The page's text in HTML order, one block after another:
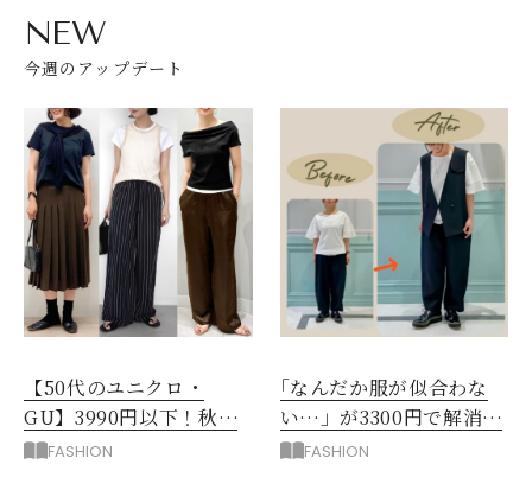
NEW
今週のアップデート
【50代のユニクロ・
GU】3990円以下！秋ま
ではける涼しげボトムス3
FASHION
｢なんだか服が似合わな
い…」が3300円で解消！
阪神梅田のサービスが神
FASHION